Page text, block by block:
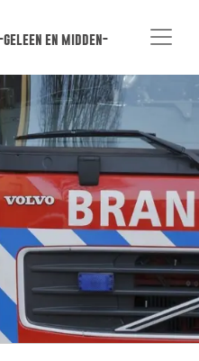
en midden-